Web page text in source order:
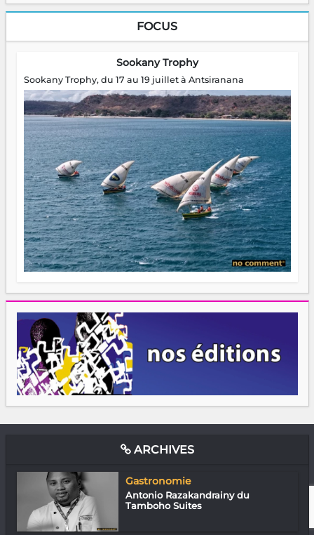
FOCUS
Sookany Trophy
Sookany Trophy, du 17 au 19 juillet à Antsiranana
ARCHIVES
Gastronomie
Antonio Razakandrainy du
Tamboho Suites